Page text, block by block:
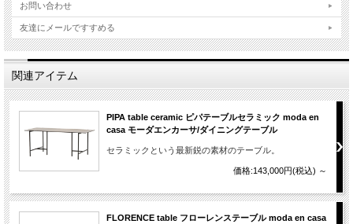
お問い合わせ
友達にメールですすめる
関連アイテム
PIPA table ceramic ピパテーブルセラミック moda en
casa モーダエンカーサ/ダイニングテーブル
セラミックという最新鋭の素材のテーブル。
価格:143,000円(税込) ～
FLORENCE table フローレンステーブル moda en casa